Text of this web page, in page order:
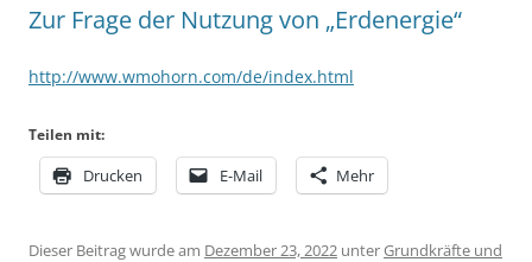
Zur Frage der Nutzung von „Erdenergie“
http://www.wmohorn.com/de/index.html
Teilen mit:
Drucken E-Mail Mehr
Dieser Beitrag wurde am Dezember 23, 2022 unterGrundkräfte und